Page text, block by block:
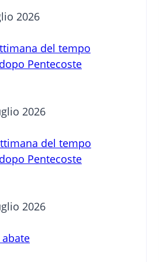
2026
del tempo
Pentecoste
2026
del tempo
Pentecoste
2026